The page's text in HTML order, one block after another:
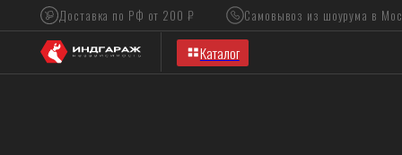
Каталог
Самовывоз из шоурума в Москве
Доставка по РФ от 200 ₽